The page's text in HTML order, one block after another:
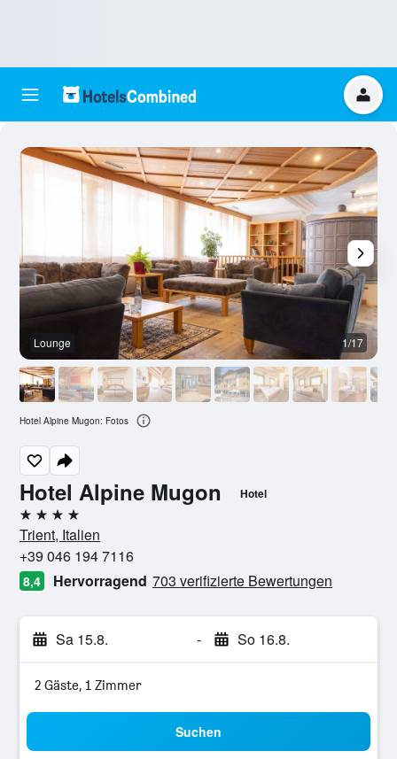
Hotel Alpine Mugon Hotel
4 Sterne
Trient, Italien
+39 046 194 7116
8,4 Hervorragend 703 verifizierte Bewertungen
Sa 15.8. - So 16.8.
2 Gäste, 1 Zimmer
Suchen
Lounge 1/17
Hotel Alpine Mugon: Fotos